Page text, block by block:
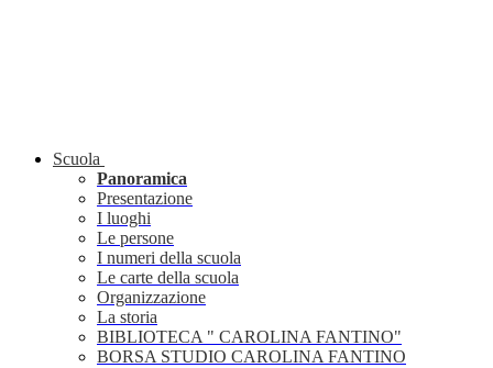
Scuola
Panoramica
Presentazione
I luoghi
Le persone
I numeri della scuola
Le carte della scuola
Organizzazione
La storia
BIBLIOTECA " CAROLINA FANTINO"
BORSA STUDIO CAROLINA FANTINO